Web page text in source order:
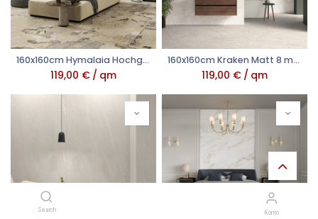
Search Konto
160x160cm Hymalaia Hochglanz 8 mm
119,00 € / qm
160x160cm Kraken Matt 8 mm
119,00 € / qm